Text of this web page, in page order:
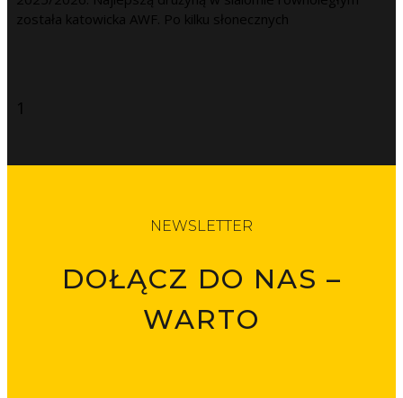
została katowicka AWF. Po kilku słonecznych
NEWSLETTER
DOŁĄCZ DO NAS –
WARTO